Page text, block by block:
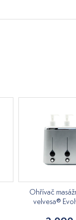
Ohřívač
velvesa®